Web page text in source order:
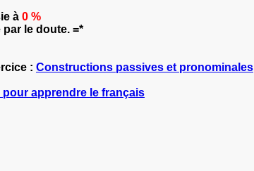
à 0 %
par le doute. =*
: Constructions passives et pronominales
apprendre le français